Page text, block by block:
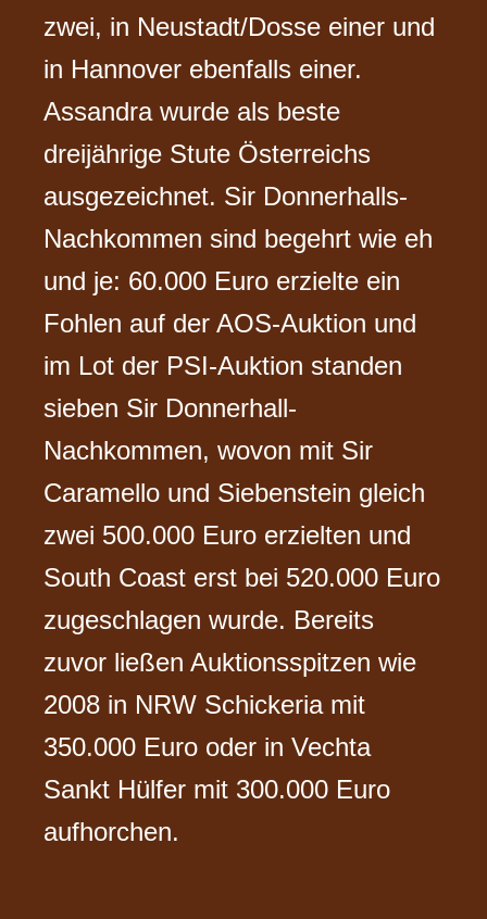
zwei, in Neustadt/Dosse einer und
in Hannover ebenfalls einer.
Assandra wurde als beste
dreijährige Stute Österreichs
ausgezeichnet. Sir Donnerhalls-
Nachkommen sind begehrt wie eh
und je: 60.000 Euro erzielte ein
Fohlen auf der AOS-Auktion und
im Lot der PSI-Auktion standen
sieben Sir Donnerhall-
Nachkommen, wovon mit Sir
Caramello und Siebenstein gleich
zwei 500.000 Euro erzielten und
South Coast erst bei 520.000 Euro
zugeschlagen wurde. Bereits
zuvor ließen Auktionsspitzen wie
2008 in NRW Schickeria mit
350.000 Euro oder in Vechta
Sankt Hülfer mit 300.000 Euro
aufhorchen.